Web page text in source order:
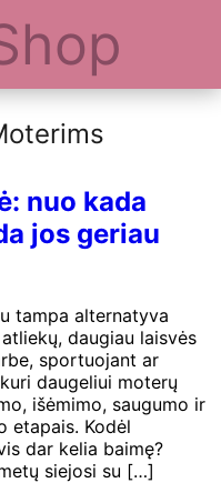
nuo kada
jos geriau
tampa alternatyva
daugiau laisvės
sportuojant ar
daugeliui moterų
išėmimo, saugumo ir
etapais. Kodėl
dar kelia baimę?
siejosi su […]